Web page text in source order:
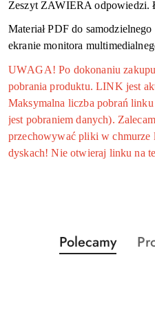
Zeszyt ZAWIERA odpowiedzi.
Materiał PDF do
ekranie monitora
UWAGA! Po dokonaniu
pobrania produktu. LINK jest
Maksymalna liczba pobrań
jest pobraniem danych).
przechowywać pliki w chmurze
dyskach! Nie otwieraj linku na
Pomiń karuzelę
Produkty
o
Polecamy